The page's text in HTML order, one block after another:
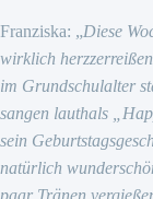
Franziska: „Diese
wirklich
im Grundschulalter
sangen lauthals
sein
natürlich
paar Tränen